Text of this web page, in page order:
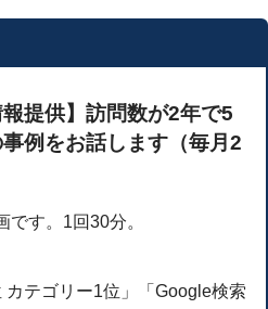
報提供】訪問数が2年で5
例をお話します（毎月2
す。1回30分。
カテゴリー1位」「Google検索